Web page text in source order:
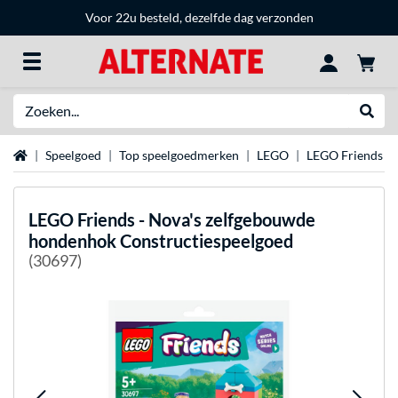
Voor 22u besteld, dezelfde dag verzonden
HomeSpeelgoed Top speelgoedmerken LEGO LEGO Friends
LEGO Friends - Nova's zelfgebouwde
hondenhok Constructiespeelgoed
(30697)